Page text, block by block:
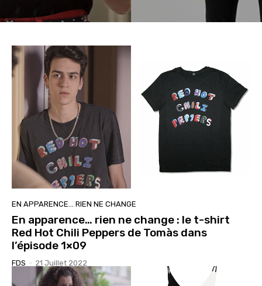
EN APPARENCE… RIEN NE CHANGE
En apparence… rien ne change : le t-shirt
Red Hot Chili Peppers de Tomàs dans
l’épisode 1×09
FDS - 21 Juillet 2022